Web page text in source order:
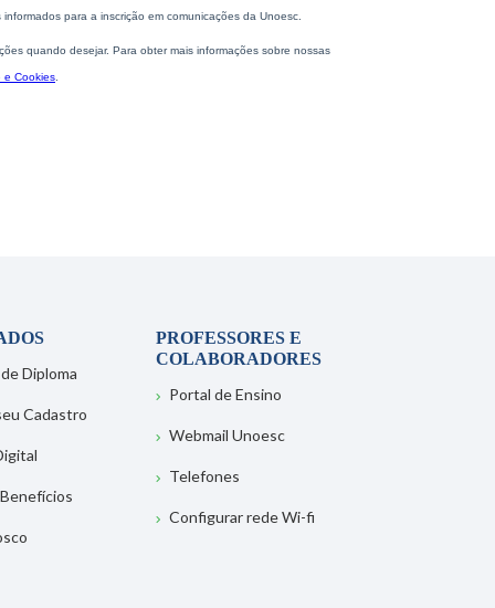
Diploma
Cadastro
PROFESSORES E
COLABORADORES
Portal de Ensino
Webmail Unoesc
Telefones
Configurar rede Wi-fi